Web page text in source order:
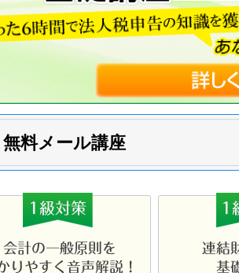
無料メール講座